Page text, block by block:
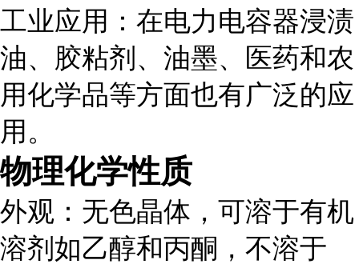
工业应用 ：在电力电容器浸渍
油、胶粘剂、油墨、医药和农
用化学品等方面也有广泛的应
用。
物理化学性质
外观 ：无色晶体，可溶于有机
溶剂如乙醇和丙酮，不溶于